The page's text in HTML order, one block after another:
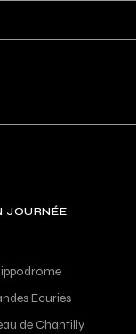
JOURNÉE
Ecuries
de Chantilly